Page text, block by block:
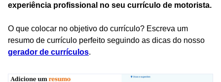
experiência profissional no seu currículo de motorista.
O que colocar no objetivo do currículo? Escreva um
resumo de currículo perfeito seguindo as dicas do nosso
gerador de currículos.